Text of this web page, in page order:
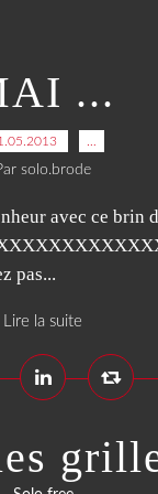
...
solo.brode
avec ce
pas...
Lire la suite